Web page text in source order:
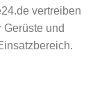
vertreiben
und